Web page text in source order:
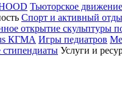
Тьюторское движение
Спорт и активный
открытие скульптуры
КГМА Игры педиатров
стипендиаты Услуги и